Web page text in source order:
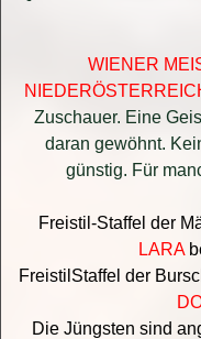
WIENER
Zuschauer. Eine
daran gewöhnt.
günstig. Für
Freistil-Staffel der
LARA
FreistilStaffel der
Die Jüngsten sind